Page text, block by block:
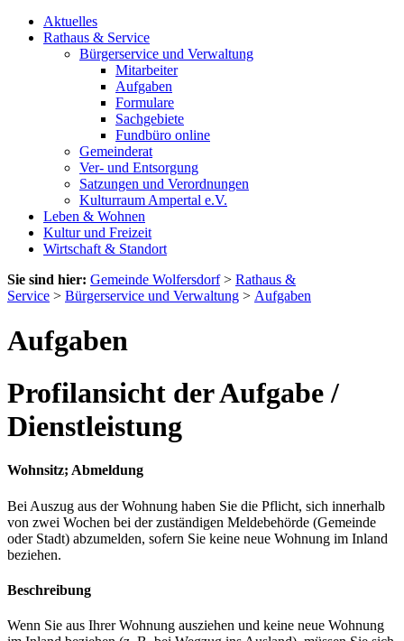
Aktuelles
Rathaus & Service
Bürgerservice und Verwaltung
Mitarbeiter
Aufgaben
Formulare
Sachgebiete
Fundbüro online
Gemeinderat
Ver- und Entsorgung
Satzungen und Verordnungen
Kulturraum Ampertal e.V.
Leben & Wohnen
Kultur und Freizeit
Wirtschaft & Standort
Sie sind hier: Gemeinde Wolfersdorf> Rathaus &
Service > Bürgerservice und Verwaltung > Aufgaben
Aufgaben
Profilansicht der Aufgabe /
Dienstleistung
Wohnsitz; Abmeldung
Bei Auszug aus der Wohnung haben Sie die Pflicht, sich innerhalb
von zwei Wochen bei der zuständigen Meldebehörde (Gemeinde
oder Stadt) abzumelden, sofern Sie keine neue Wohnung im Inland
beziehen.
Beschreibung
Wenn Sie aus Ihrer Wohnung ausziehen und keine neue Wohnung